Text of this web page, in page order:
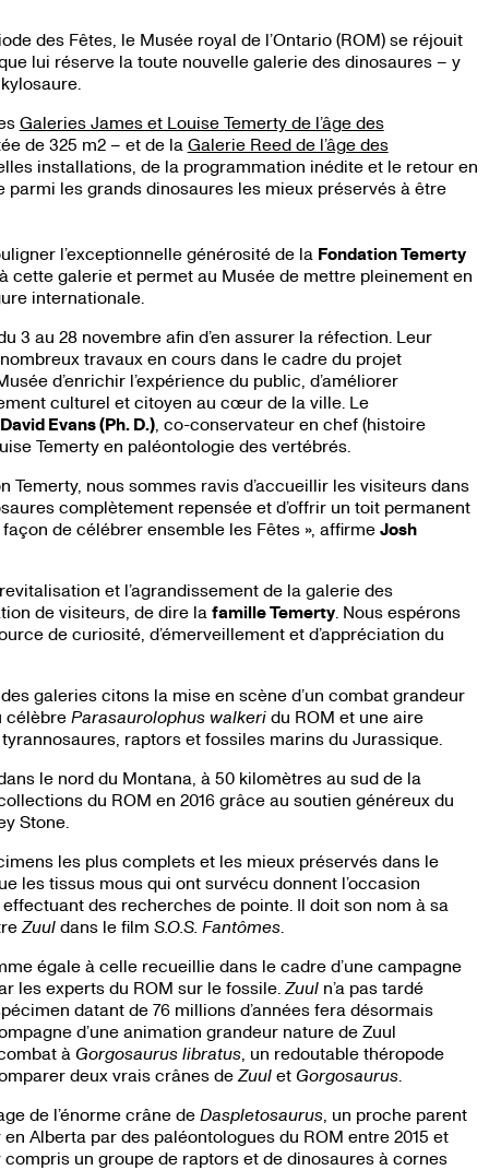
des Fêtes, le Musée royal de l’Ontario (ROM) se réjouit
lui réserve la toute nouvelle galerie des dinosaures – y
Galeries James et Louise Temerty de l’âge des
de 325 m2 – et de la Galerie Reed de l’âge des
installations, de la programmation inédite et le retour en
parmi les grands dinosaures les mieux préservés à être
l’exceptionnelle générosité de la Fondation Temerty
cette galerie et permet au Musée de mettre pleinement en
internationale.
3 au 28 novembre afin d’en assurer la réfection. Leur
travaux en cours dans le cadre du projet
d’enrichir l’expérience du public, d’améliorer
culturel et citoyen au cœur de la ville. Le
David Evans (Ph. D.), co-conservateur en chef (histoire
Temerty en paléontologie des vertébrés.
Temerty, nous sommes ravis d’accueillir les visiteurs dans
complètement repensée et d’offrir un toit permanent
de célébrer ensemble les Fêtes », affirme Josh
et l’agrandissement de la galerie des
de visiteurs, de dire la famille Temerty. Nous espérons
de curiosité, d’émerveillement et d’appréciation du
galeries citons la mise en scène d’un combat grandeur
célèbre Parasaurolophus walkeridu ROM et une aire
raptors et fossiles marins du Jurassique.
le nord du Montana, à 50 kilomètres au sud de la
du ROM en 2016 grâce au soutien généreux du
Stone.
les plus complets et les mieux préservés dans le
les tissus mous qui ont survécu donnent l’occasion
des recherches de pointe. Il doit son nom à sa
Zuuldans le film S.O.S. Fantômes.
égale à celle recueillie dans le cadre d’une campagne
les experts du ROM sur le fossile. Zuuln’a pas tardé
datant de 76 millions d’années fera désormais
d’une animation grandeur nature de Zuul
à Gorgosaurus libratus, un redoutable théropode
deux vrais crânes de Zuulet Gorgosaurus.
de l’énorme crâne de Daspletosaurus, un proche parent
Alberta par des paléontologues du ROM entre 2015 et
un groupe de raptors et de dinosaures à cornes